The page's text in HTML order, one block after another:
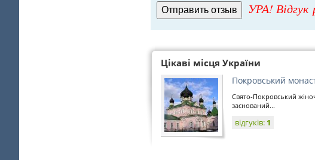
УРА! Відгук
Цікаві місця України
Покровський
Свято-Покровський
заснований...
відгуків: 1